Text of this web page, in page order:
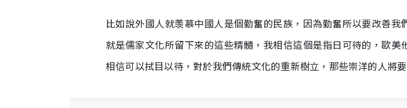
比如說外國人就羡慕中國人是個勤奮的民族，因為勤奮所以要改善
就是儒家文化所留下來的這些精髓，我相信這個是指日可待的，歐
相信可以拭目以待，對於我們傳統文化的重新樹立，那些崇洋的人將